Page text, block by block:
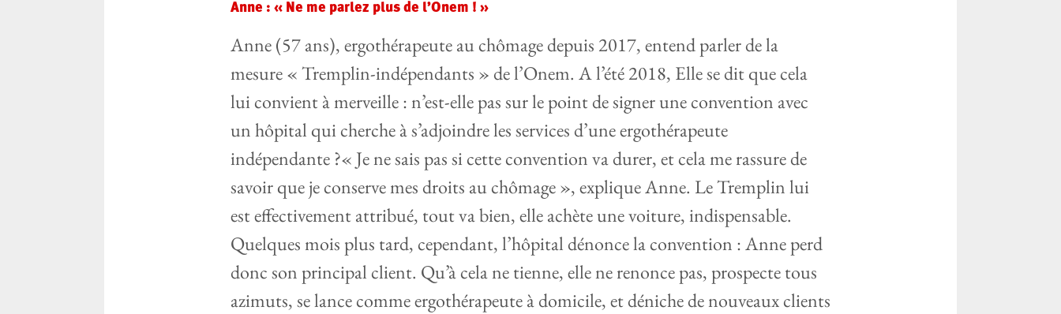
Anne : « Ne me parlez plus de l’Onem ! »
Anne (57 ans), ergothérapeute au chômage depuis 2017, entend parler de la
mesure « Tremplin-indépendants » de l’Onem. A l’été 2018, Elle se dit que cela
lui convient à merveille : n’est-elle pas sur le point de signer une convention avec
un hôpital qui cherche à s’adjoindre les services d’une ergothérapeute
indépendante ?« Je ne sais pas si cette convention va durer, et cela me rassure de
savoir que je conserve mes droits au chômage », explique Anne. Le Tremplin lui
est effectivement attribué, tout va bien, elle achète une voiture, indispensable.
Quelques mois plus tard, cependant, l’hôpital dénonce la convention : Anne perd
donc son principal client. Qu’à cela ne tienne, elle ne renonce pas, prospecte tous
azimuts, se lance comme ergothérapeute à domicile, et déniche de nouveaux clients